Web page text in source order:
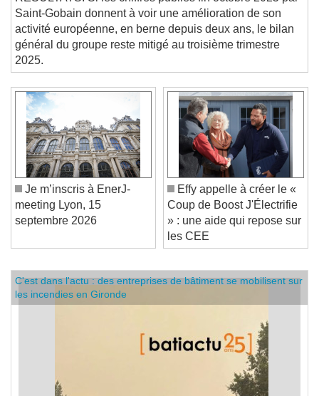
RÉSULTATS. Si les chiffres publiés fin octobre 2025 par
Saint-Gobain donnent à voir une amélioration de son
activité européenne, en berne depuis deux ans, le bilan
général du groupe reste mitigé au troisième trimestre
2025.
Je m’inscris à EnerJ-
meeting Lyon, 15
Effy appelle à créer le «
Coup de Boost J'Électrifie
» : une aide qui repose sur
les CEE
C'est dans l'actu : des entreprises de bâtiment se mobilisent sur
les incendies en Gironde